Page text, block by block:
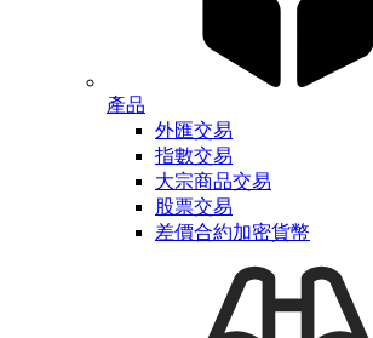
產品
外匯交易
指數交易
大宗商品交易
股票交易
差價合約加密貨幣